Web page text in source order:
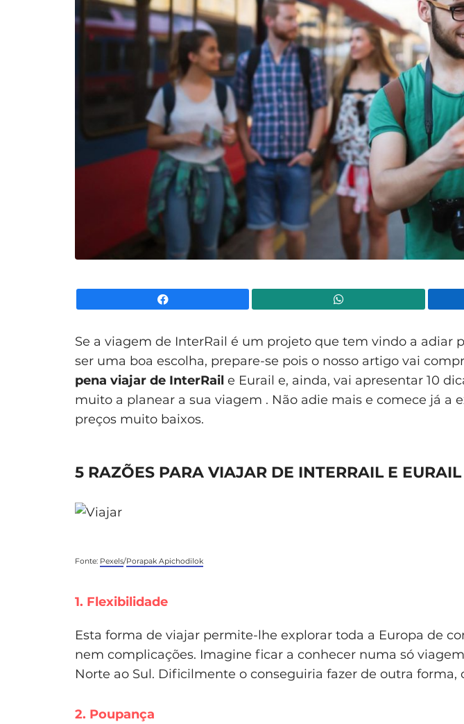
Se a viagem de InterRail é um projeto que tem vindo a adiar
ser uma boa escolha, prepare-se pois o nosso artigo vai
pena viajar de InterRail e Eurail e, ainda, vai apresentar 10
muito a planear a sua viagem . Não adie mais e comece já a
preços muito baixos.
5 RAZÕES PARA VIAJAR DE INTERRAIL E EURAIL
Fonte: Pexels/Porapak Apichodilok
1. Flexibilidade
Esta forma de viajar permite-lhe explorar toda a Europa de
nem complicações. Imagine ficar a conhecer numa só
Norte ao Sul. Dificilmente o conseguiria fazer de outra forma,
2. Poupança